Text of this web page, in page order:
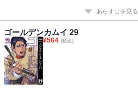
あらすじを見る
ゴールデンカムイ 29
¥564 (税込)